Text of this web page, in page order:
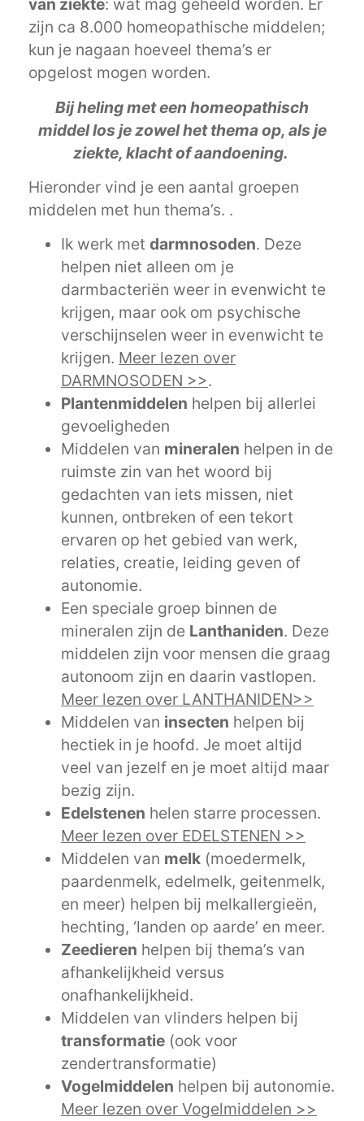
van ziekte: wat mag geheeld worden. Er
zijn ca 8.000 homeopathische middelen;
kun je nagaan hoeveel thema’s er
opgelost mogen worden.
Bij heling met een homeopathisch
middel los je zowel het thema op, als je
ziekte, klacht of aandoening.
Hieronder vind je een aantal groepen
middelen met hun thema’s. .
Ik werk met darmnosoden. Deze
helpen niet alleen om je
darmbacteriën weer in evenwicht te
krijgen, maar ook om psychische
verschijnselen weer in evenwicht te
krijgen. Meer lezen over
DARMNOSODEN >>.
Plantenmiddelen helpen bij allerlei
gevoeligheden
Middelen van mineralen helpen in de
ruimste zin van het woord bij
gedachten van iets missen, niet
kunnen, ontbreken of een tekort
ervaren op het gebied van werk,
relaties, creatie, leiding geven of
autonomie.
Een speciale groep binnen de
mineralen zijn de Lanthaniden. Deze
middelen zijn voor mensen die graag
autonoom zijn en daarin vastlopen.
Meer lezen over LANTHANIDEN>>
Middelen van insecten helpen bij
hectiek in je hoofd. Je moet altijd
veel van jezelf en je moet altijd maar
bezig zijn.
Edelstenen helen starre processen.
Meer lezen over EDELSTENEN >>
Middelen van melk (moedermelk,
paardenmelk, edelmelk, geitenmelk,
en meer) helpen bij melkallergieën,
hechting, ‘landen op aarde’ en meer.
Zeedieren helpen bij thema’s van
afhankelijkheid versus
onafhankelijkheid.
Middelen van vlinders helpen bij
transformatie (ook voor
zendertransformatie)
Vogelmiddelen helpen bij autonomie.
Meer lezen over Vogelmiddelen >>